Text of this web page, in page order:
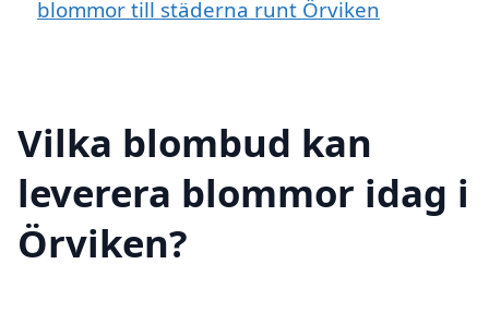
blommor till städerna runt Örviken
Vilka blombud kan
leverera blommor idag i
Örviken?